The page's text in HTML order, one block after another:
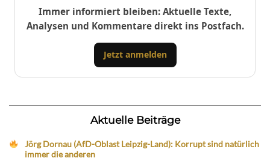
Immer informiert bleiben: Aktuelle Texte,
Analysen und Kommentare direkt ins Postfach.
Jetzt anmelden
Aktuelle Beiträge
Jörg Dornau (AfD-Oblast Leipzig-Land): Korrupt sind natürlich
immer die anderen